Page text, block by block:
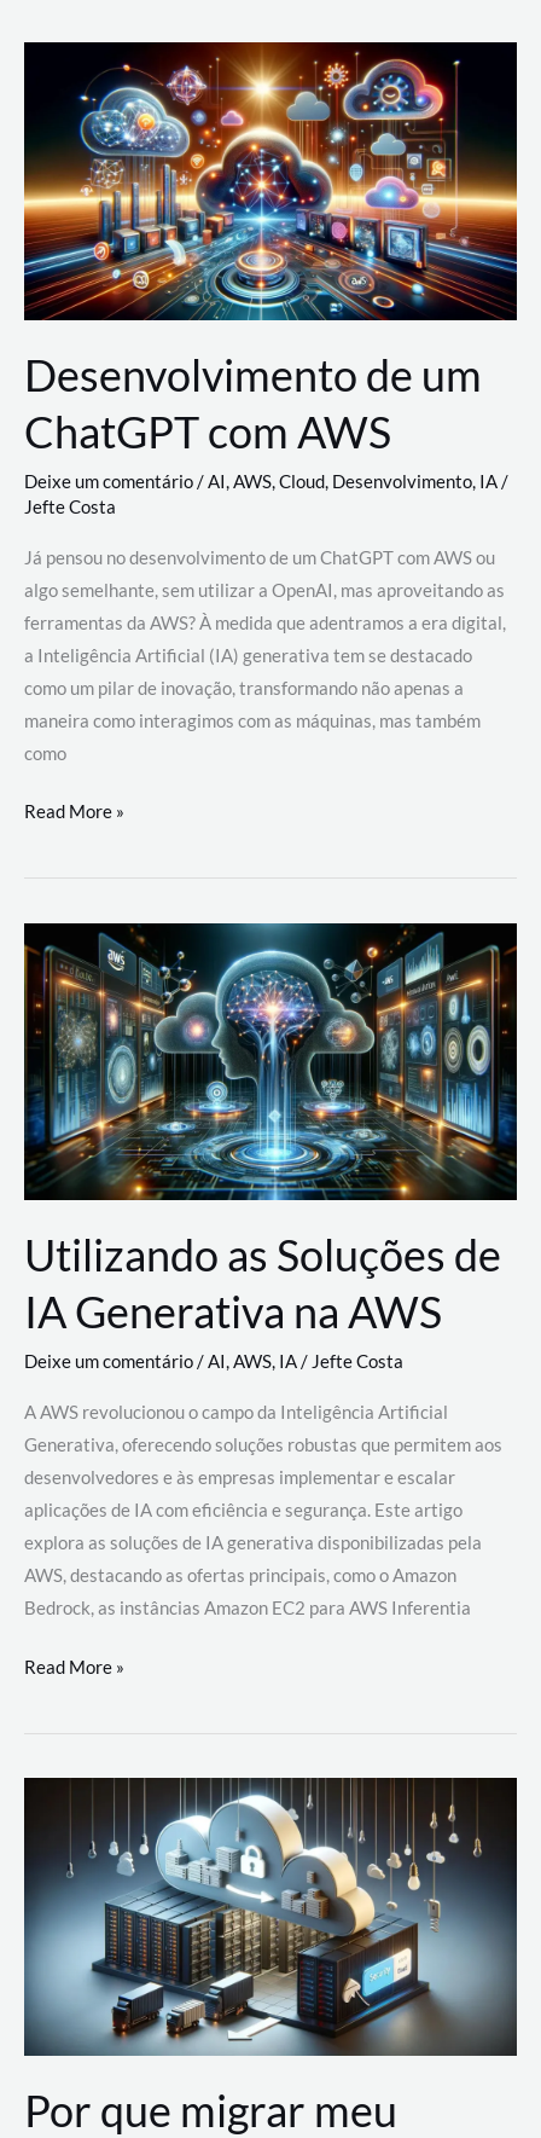
Nuvem:
Google
Cloud,
AWS
e
Azure
Desenvolvimento de um
ChatGPT com AWS
Deixe um comentário/AI,AWS,Cloud, Desenvolvimento, IA/
Jefte Costa
Já pensou no desenvolvimento de um ChatGPT com AWS ou
algo semelhante, sem utilizar a OpenAI, mas aproveitando as
ferramentas da AWS? À medida que adentramos a era digital,
a Inteligência Artificial (IA) generativa tem se destacado
como um pilar de inovação, transformando não apenas a
maneira como interagimos com as máquinas, mas também
como
Desenvolvimento
um
com
AWS
Read More »
Utilizando as Soluções de
IA Generativa na AWS
Deixe um comentário/AI,AWS, IA/Jefte Costa
A AWS revolucionou o campo da Inteligência Artificial
Generativa, oferecendo soluções robustas que permitem aos
desenvolvedores e às empresas implementar e escalar
aplicações de IA com eficiência e segurança. Este artigo
explora as soluções de IA generativa disponibilizadas pela
AWS, destacando as ofertas principais, como o Amazon
Bedrock, as instâncias Amazon EC2 para AWS Inferentia
Utilizando
Soluções
AWS
Read More »
Por que migrar meu